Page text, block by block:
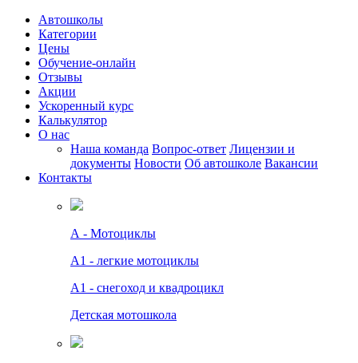
Автошколы
Категории
Цены
Обучение-онлайн
Отзывы
Акции
Ускоренный курс
Калькулятор
О нас
Наша команда Вопрос-ответ Лицензии и
документы Новости Об автошколе Вакансии
Контакты
А - Мотоциклы
A1 - легкие мотоциклы
A1 - снегоход и квадроцикл
Детская мотошкола